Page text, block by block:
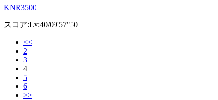
KNR3500
スコア:Lv:40/09'57"50
<<
2
3
4
5
6
>>